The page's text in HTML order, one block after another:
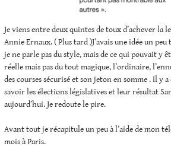
Je viens entre deux quintes de toux d’achever la
Annie Ernaux. ( Plus tard )J’avais une idée un peu
je ne parle pas du style, mais de ce qui pouvait y
réelle mais pas du tout magique, l’ordinaire,
des courses sécurisé et son jeton en somme . Il y
savoir les élections législatives et leur résultat
aujourd’hui. Je redoute le pire.
Avant tout je récapitule un peu à l’aide de mon
mois à Paris.